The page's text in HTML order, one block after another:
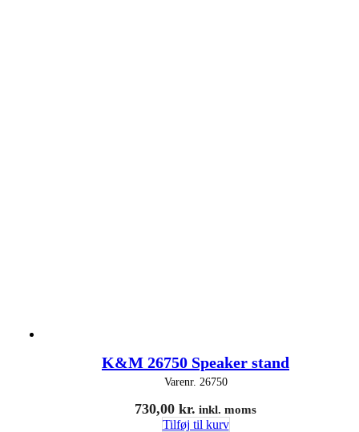
K&M 26750 Speaker stand
Varenr. 26750
730,00 kr. inkl. moms
Tilføj til kurv